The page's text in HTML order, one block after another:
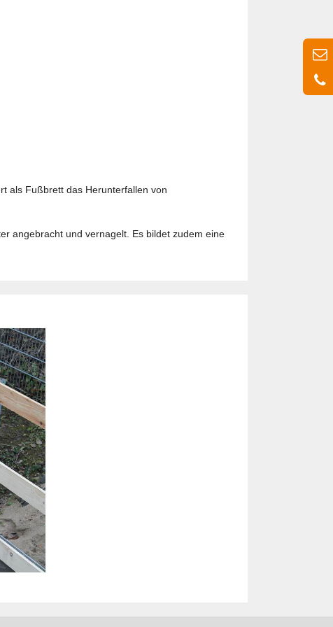
als Fußbrett das Herunterfallen von
angebracht und vernagelt. Es bildet zudem eine